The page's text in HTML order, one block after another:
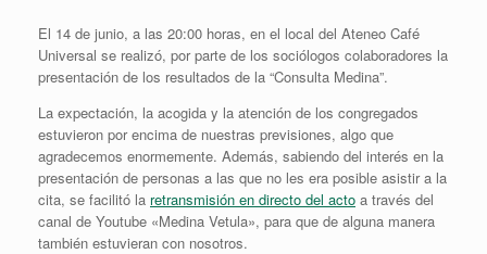
El 14 de junio, a las 20:00 horas, en el local del Ateneo Café
Universal se realizó, por parte de los sociólogos colaboradores la
presentación de los resultados de la “Consulta Medina”.
La expectación, la acogida y la atención de los congregados
estuvieron por encima de nuestras previsiones, algo que
agradecemos enormemente. Además, sabiendo del interés en la
presentación de personas a las que no les era posible asistir a la
cita, se facilitó la retransmisión en directo del acto a través del
canal de Youtube «Medina Vetula», para que de alguna manera
también estuvieran con nosotros.